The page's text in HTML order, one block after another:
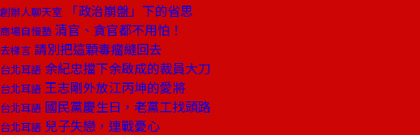
創辦人聊天室 「政治崩盤」下的省思
商場自慢塾 清官、貪官都不用怕！
去梯言 請別把這顆毒瘤縫回去
台北耳語 余紀忠擋下余啟成的裁員大刀
台北耳語 王志剛外放江丙坤的愛將
台北耳語 國民黨慶生日，老黨工找頭路
台北耳語 兒子失戀，連戰憂心